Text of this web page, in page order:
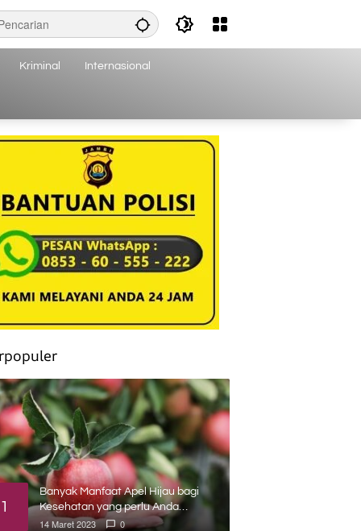
Kriminal Internasional
1
Banyak Manfaat Apel Hijau bagi
Kesehatan yang perlu Anda
ketahui
14 Maret 2023 0